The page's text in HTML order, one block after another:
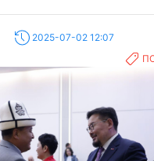
2025-07-02 12:07